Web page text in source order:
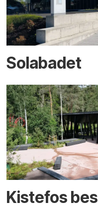
Solabadet
Kistefos